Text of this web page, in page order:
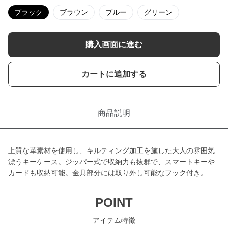
ブラック ブラウン ブルー グリーン
購入画面に進む
カートに追加する
商品説明
上質な革素材を使用し、キルティング加工を施した大人の雰囲気
漂うキーケース。ジッパー式で収納力も抜群で、スマートキーや
カードも収納可能。金具部分には取り外し可能なフック付き。
POINT
アイテム特徴